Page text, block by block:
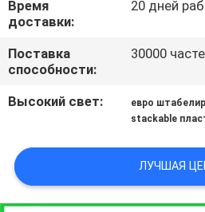
ЗАПРОСИТЬ
КАРТА
PRIVACY
POLICY
Время
доставки:
20 дней
Поставка
способности:
30000
Высокий свет: евро
stackable
ЛУЧШАЯ